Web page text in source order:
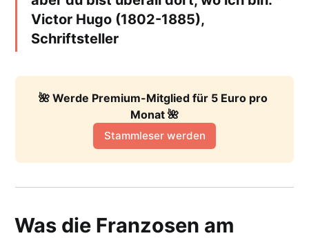
Victor Hugo (1802-1885),
Schriftsteller
🌺 Werde Premium-Mitglied für 5 Euro pro
Monat 🌺
Stammleser werden
Was die Franzosen am